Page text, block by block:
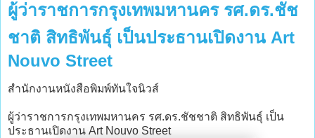
ผู้ว่าราชการกรุงเทพมหานคร รศ.ดร.ชัช
ชาติ สิทธิพันธุ์ เป็นประธานเปิดงาน Art
Nouvo Street
สำนักงานหนังสือพิมพ์ทันใจนิวส์
ผู้ว่าราชการกรุงเทพมหานคร รศ.ดร.ชัชชาติ สิทธิพันธุ์ เป็น
ประธานเปิดงาน Art Nouvo Street